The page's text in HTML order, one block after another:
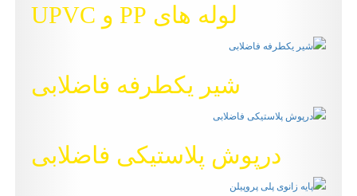
لوله های PP و UPVC
شیر یکطرفه فاضلابی
درپوش پلاستیکی فاضلابی